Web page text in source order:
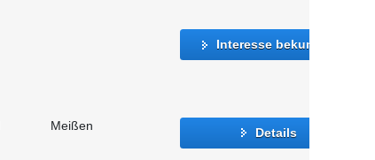
Interesse bekunden
Meißen Details